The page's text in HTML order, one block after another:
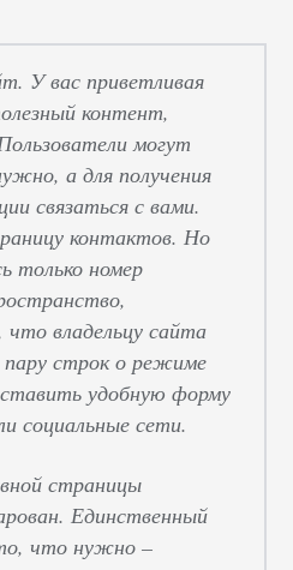
У вас приветливая
контент,
могут
а для получения
связаться с вами.
контактов. Но
только номер
владельцу сайта
пару строк о режиме
удобную форму
социальные сети.
страницы
Единственный
что нужно –